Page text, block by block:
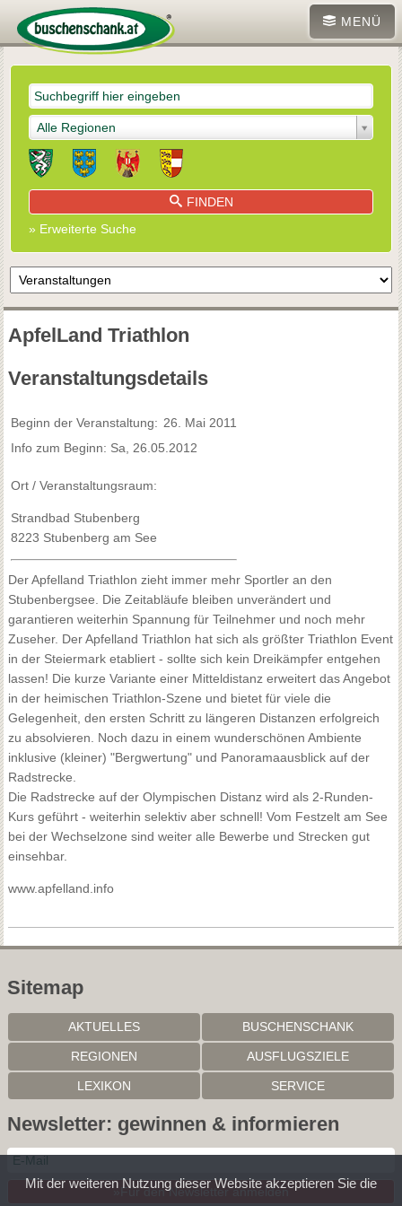
MENÜ
Alle Regionen
FINDEN
» Erweiterte Suche
ApfelLand Triathlon
Veranstaltungsdetails
Beginn der Veranstaltung: 26. Mai 2011
Info zum Beginn: Sa, 26.05.2012
Ort / Veranstaltungsraum:
Strandbad Stubenberg
8223 Stubenberg am See
Der Apfelland Triathlon zieht immer mehr Sportler an den
Stubenbergsee. Die Zeitabläufe bleiben unverändert und
garantieren weiterhin Spannung für Teilnehmer und noch mehr
Zuseher. Der Apfelland Triathlon hat sich als größter Triathlon Event
in der Steiermark etabliert - sollte sich kein Dreikämpfer entgehen
lassen! Die kurze Variante einer Mitteldistanz erweitert das Angebot
in der heimischen Triathlon-Szene und bietet für viele die
Gelegenheit, den ersten Schritt zu längeren Distanzen erfolgreich
zu absolvieren. Noch dazu in einem wunderschönen Ambiente
inklusive (kleiner) "Bergwertung" und Panoramaausblick auf der
Radstrecke.
Die Radstrecke auf der Olympischen Distanz wird als 2-Runden-
Kurs geführt - weiterhin selektiv aber schnell! Vom Festzelt am See
bei der Wechselzone sind weiter alle Bewerbe und Strecken gut
einsehbar.
www.apfelland.info
Sitemap
AKTUELLES BUSCHENSCHANK
REGIONEN AUSFLUGSZIELE
LEXIKON SERVICE
Newsletter: gewinnen & informieren
»Für den Newsletter anmelden
Mit der weiteren Nutzung dieser Website akzeptieren Sie die